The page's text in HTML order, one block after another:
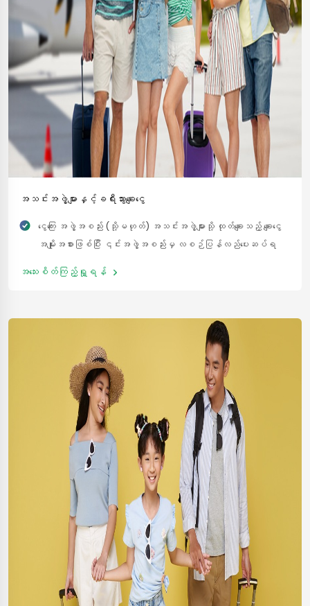
အသင်းအဖွဲ့များနှင့်ခရီးသွားချေးငွေ
ငွေကြေး အဖွဲ့အစည်း (သို့မဟုတ်) အသင်းအဖွဲ့များသို့ ထုတ်ချေးသည့် ချေးငွေ
အမျိုးအစားဖြစ်ပြီး ၎င်းအဖွဲ့အစည်းမှ လစဉ်ပြန်လည်ပေးဆပ်ရ
အသေးစိတ်ကြည့်ရှု့ရန်